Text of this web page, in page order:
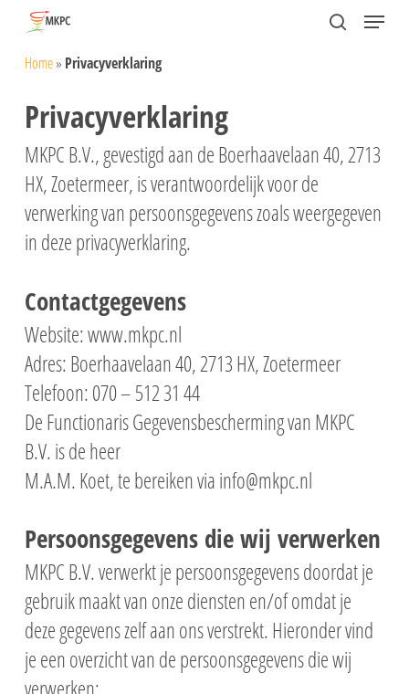
main
content
search
Menu
Home» Privacyverklaring
Privacyverklaring
MKPC B.V., gevestigd aan de Boerhaavelaan 40, 2713
HX, Zoetermeer, is verantwoordelijk voor de
verwerking van persoonsgegevens zoals weergegeven
in deze privacyverklaring.
Contactgegevens
Website: www.mkpc.nl
Adres: Boerhaavelaan 40, 2713 HX, Zoetermeer
Telefoon: 070 – 512 31 44
De Functionaris Gegevensbescherming van MKPC
B.V. is de heer
M.A.M. Koet, te bereiken via info@mkpc.nl
Persoonsgegevens die wij verwerken
MKPC B.V. verwerkt je persoonsgegevens doordat je
gebruik maakt van onze diensten en/of omdat je
deze gegevens zelf aan ons verstrekt. Hieronder vind
je een overzicht van de persoonsgegevens die wij